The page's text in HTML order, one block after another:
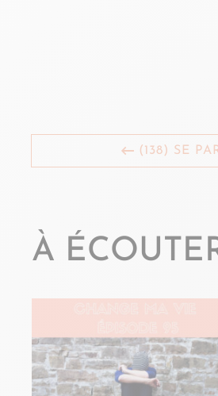
(138) SE
À